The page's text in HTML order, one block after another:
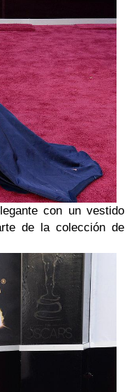
con un vestido
de la colección de